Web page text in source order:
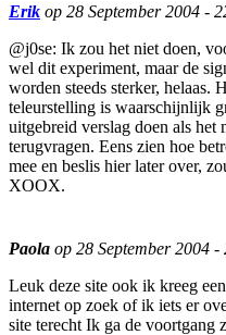
Erik op 28 September 2004 -
@j0se: Ik zou het niet doen,
wel dit experiment, maar de
worden steeds sterker, helaas.
teleurstelling is waarschijnlijk
uitgebreid verslag doen als
terugvragen. Eens zien hoe
mee en beslis hier later over,
XOOX.
Paola op 28 September 2004 -
Leuk deze site ook ik kreeg
internet op zoek of ik iets er
site terecht Ik ga de voortgang